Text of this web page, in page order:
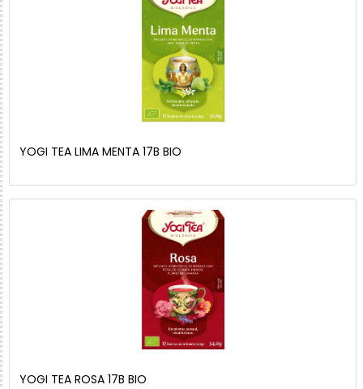
YOGI TEA LIMA MENTA 17B BIO
YOGI TEA ROSA 17B BIO